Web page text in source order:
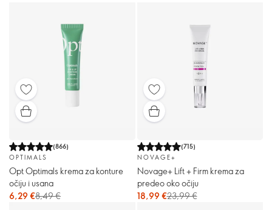
(866)
OPTIMALS
Opt Optimals krema za konture
očiju i usana
6,29 €8,49 €
(715)
NOVAGE+
Novage+ Lift + Firm krema za
predeo oko očiju
18,99 €23,99 €